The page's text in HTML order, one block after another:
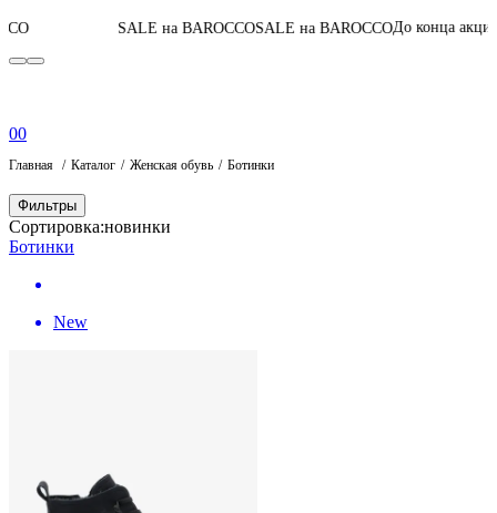
SALE на BAROCCOSALE на BAROCCOДо конца акции04:04:38:03
00
Главная Каталог Женская обувь Ботинки
Фильтры
Сортировка:новинки
Ботинки
New